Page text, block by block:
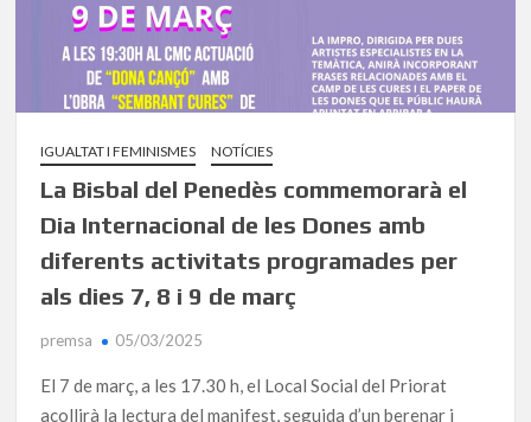
IGUALTAT I FEMINISMES NOTÍCIES
La Bisbal del Penedès commemorarà el
Dia Internacional de les Dones amb
diferents activitats programades per
als dies 7, 8 i 9 de març
premsa 05/03/2025
El 7 de març, a les 17.30 h, el Local Social del Priorat
acollirà la lectura del manifest, seguida d’un berenar i